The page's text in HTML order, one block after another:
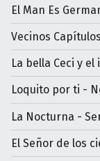
El Man Es
Vecinos
La bella Ceci y
Loquito por ti -
La Nocturna -
El Señor de los